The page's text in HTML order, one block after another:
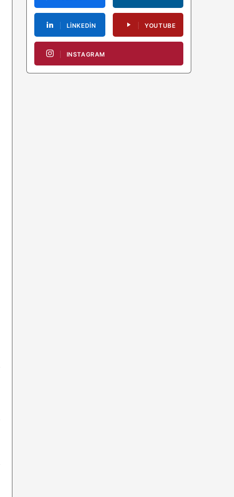
LINKEDIN YOUTUBE
INSTAGRAM